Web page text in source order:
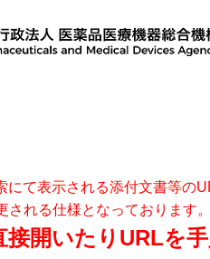
にて表示される添付文書等の
される仕様となっております
開いたりURLを